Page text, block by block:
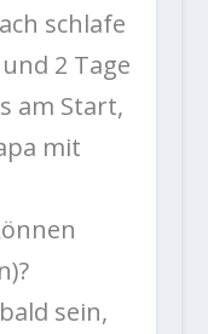
schlafe
2 Tage
am Start,
mit
sein,